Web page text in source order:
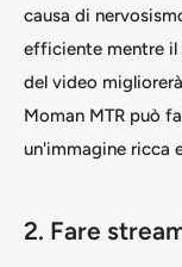
causa di
efficiente mentre il
del video
Moman MTR può
un'immagine ricca
2. Fare